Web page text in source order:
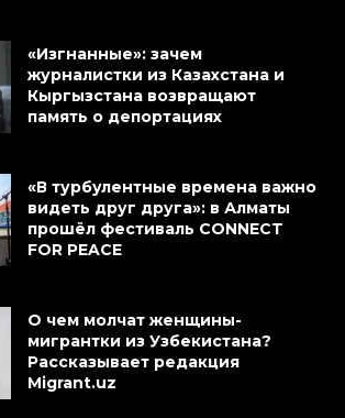
«Изгнанные»: зачем
журналистки из Казахстана и
Кыргызстана возвращают
память о депортациях
«В турбулентные времена важно
видеть друг друга»: в Алматы
прошёл фестиваль CONNECT
FOR PEACE
О чем молчат женщины-
мигрантки из Узбекистана?
Рассказывает редакция
Migrant.uz